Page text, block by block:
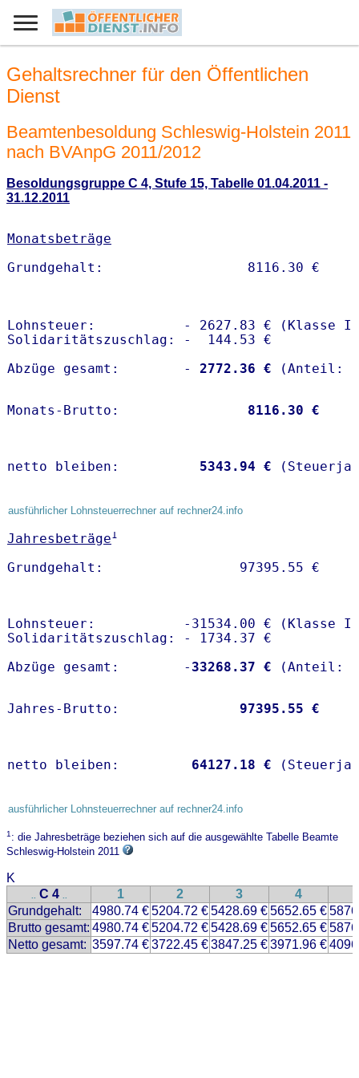
Gehaltsrechner für den Öffentlichen
Dienst
Beamtenbesoldung Schleswig-Holstein 2011
nach BVAnpG 2011/2012
Besoldungsgruppe C 4, Stufe 15, Tabelle 01.04.2011 -
31.12.2011
Monatsbeträge
Lohnsteuer:           - 2627.83 € (Klasse I)
Solidaritätszuschlag: -  144.53 €
Abzüge gesamt:        -
2772.36 €
Monats-Brutto: 8116.30 €
netto bleiben: 5343.94 €
ausführlicher Lohnsteuerrechner auf rechner24.info
Jahresbeträge1
Lohnsteuer:           -31534.00 € (Klasse I)
Solidaritätszuschlag: - 1734.37 €
Abzüge gesamt:        - 33268.37 €
Jahres-Brutto: 97395.55 €
netto bleiben: 64127.18 €
ausführlicher Lohnsteuerrechner auf rechner24.info
1: die Jahresbeträge beziehen sich auf die ausgewählte Tabelle Beamte
Schleswig-Holstein 2011
K
.. C 4 .. 1 2 3 4
Grundgehalt:
4980.74 €5204.72 €5428.69 €5652.65 €
Brutto gesamt: 4980.74 €5204.72 €5428.69 €5652.65 €
Netto gesamt: 3597.74 €3722.45 €3847.25 €3971.96 €